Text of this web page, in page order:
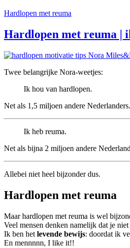
Hardlopen met reuma
Hardlopen met reuma |
Twee belangrijke Nora-weetjes:
Ik hou van hardlopen.
Net als 1,5 miljoen andere Nederlanders.
Ik heb reuma.
Net als bijna 2 miljoen andere
Allebei niet heel bijzonder dus.
Hardlopen met reuma
Maar hardlopen met reuma is wel
Veel mensen denken namelijk dat je
Ik ben het levende bewijs: doordat ik
En mennnnn, I like it!!